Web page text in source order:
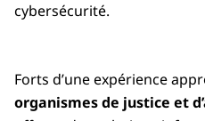
cybersécurité.
Forts d’une expérience
organismes de justice et